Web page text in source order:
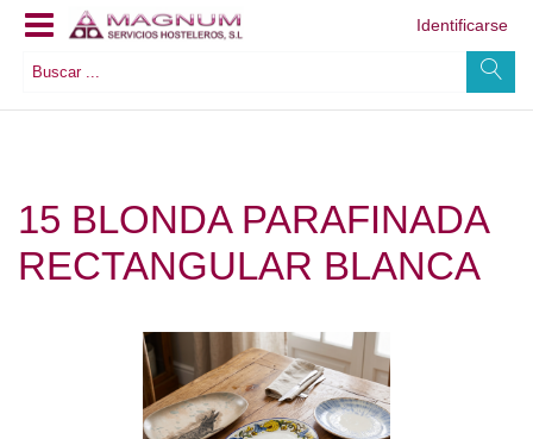
Identificarse
15 BLONDA PARAFINADA
RECTANGULAR BLANCA